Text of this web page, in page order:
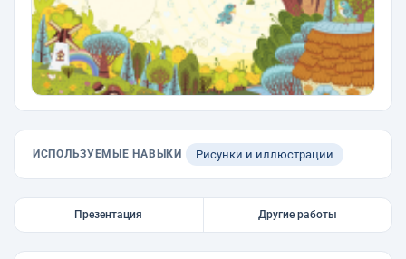
ИСПОЛЬЗУЕМЫЕ НАВЫКИ Рисунки и иллюстрации
Презентация Другие работы